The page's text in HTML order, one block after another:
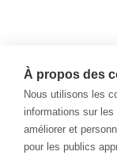
À propos des
Nous utilisons les
informations sur
améliorer et
pour les publics